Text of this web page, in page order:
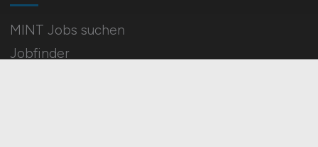
MINT Jobs suchen
Jobfinder